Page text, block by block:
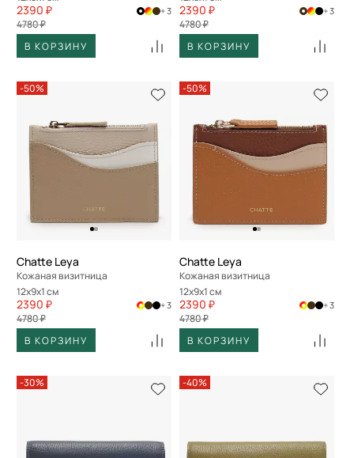
2390 ₽
4780 ₽
+ 3
В КОРЗИНУ
2390 ₽
4780 ₽
+ 3
В КОРЗИНУ
-50%
Chatte Leya
Кожаная визитница
12x9x1 см
2390 ₽
4780 ₽
+ 3
В КОРЗИНУ
-50%
Chatte Leya
Кожаная визитница
12x9x1 см
2390 ₽
4780 ₽
+ 3
В КОРЗИНУ
-30% -40%